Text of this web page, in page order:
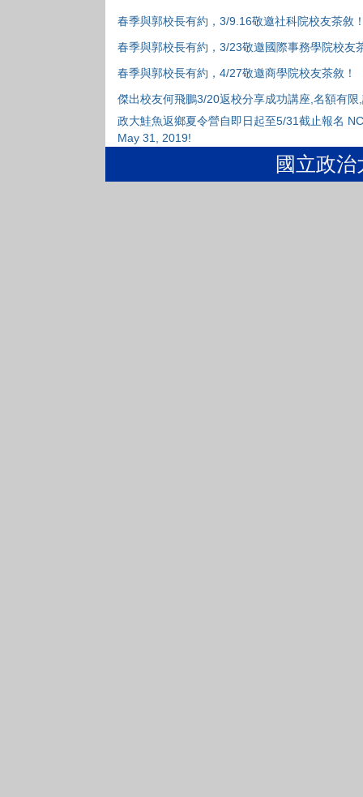
春季與郭校長有約，3/9.16敬邀社科院校友茶敘
春季與郭校長有約，3/23敬邀國際事務學院校友
春季與郭校長有約，4/27敬邀商學院校友茶敘！
傑出校友何飛鵬3/20返校分享成功講座,名額有限
政大鮭魚返鄉夏令營自即日起至5/31截止報名
May 31, 2019!
國立政